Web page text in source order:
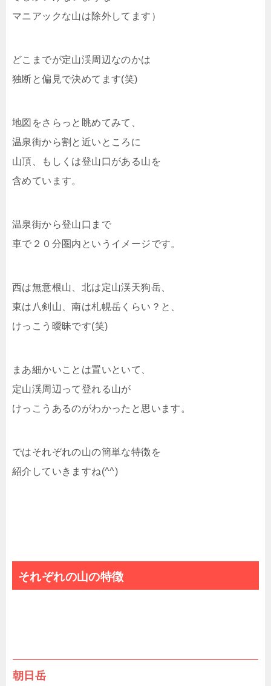
マニアックな山は除外してます）
どこまでが定山渓周辺なのかは
独断と偏見で決めてます(笑)
地図をさらっと眺めてみて、
温泉街から割と近いところに
山頂、もしくは登山口がある山を
含めています。
温泉街から登山口まで
車で２０分圏内というイメージです。
西は無意根山、北は定山渓天狗岳、
東は八剣山、南は札幌岳くらい？と、
けっこう曖昧です(笑)
まあ細かいことは置いといて、
定山渓周辺って登れる山が
けっこうあるのがわかったと思います。
ではそれぞれの山の簡単な特徴を
紹介していきますね(^^)
それぞれの山の特徴
朝日岳